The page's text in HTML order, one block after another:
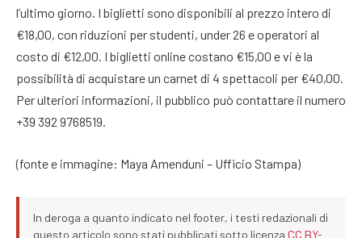
l’ultimo giorno. I biglietti sono disponibili al prezzo intero di
€18,00, con riduzioni per studenti, under 26 e operatori al
costo di €12,00. I biglietti online costano €15,00 e vi è la
possibilità di acquistare un carnet di 4 spettacoli per €40,00.
Per ulteriori informazioni, il pubblico può contattare il numero
+39 392 9768519.
(fonte e immagine: Maya Amenduni – Ufficio Stampa)
In deroga a quanto indicato nel footer, i testi redazionali di
questo articolo sono stati pubblicati sotto licenza CC BY-